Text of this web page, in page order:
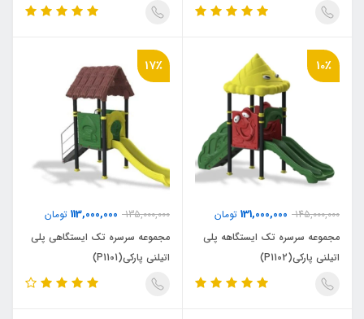
10٪
145,000,000
131,000,000 تومان
مجموعه سرسره تک ایستگاهه پلی
اتیلنی پارکی(P1102)
17٪
135,000,000
113,000,000 تومان
مجموعه سرسره تک ایستگاهی پلی
اتیلنی پارکی(P1101)